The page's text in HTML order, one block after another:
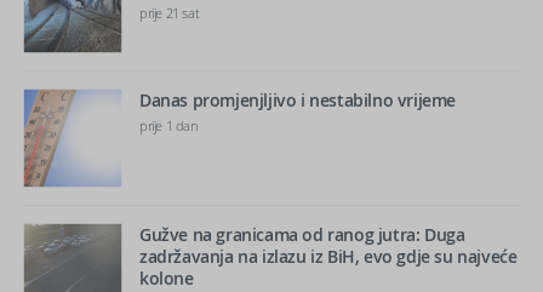
prije 21 sat
Danas promjenjljivo i nestabilno vrijeme
prije 1 dan
Gužve na granicama od ranog jutra: Duga
zadržavanja na izlazu iz BiH, evo gdje su najveće
kolone